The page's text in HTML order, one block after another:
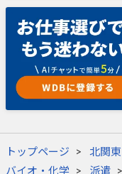
トップページ 北関
バイオ・化学
派遣